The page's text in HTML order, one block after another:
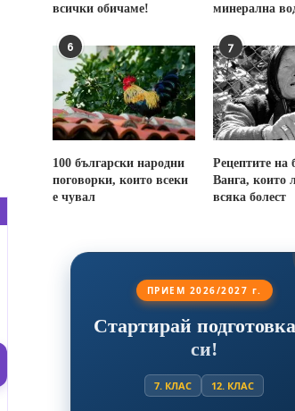
всички обичаме!
минерална
6
100 български народни
поговорки, които всеки
е чувал
7
Рецептите на
Ванга, които
всяка болест
ПРИЕМ 2026/2027 г.
Стартирай
си!
7. КЛАС 12. КЛАС